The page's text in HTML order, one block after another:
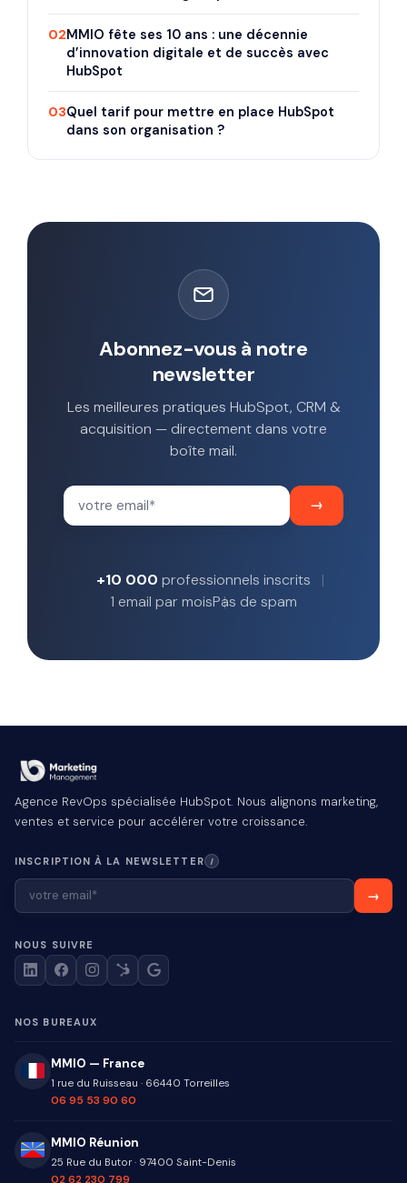
02MMIO fête ses 10 ans : une décennie
d’innovation digitale et de succès avec
HubSpot
03Quel tarif pour mettre en place HubSpot
dans son organisation ?
Abonnez-vous à notre
newsletter
Les meilleures pratiques HubSpot, CRM &
acquisition — directement dans votre
boîte mail.
+10 000 professionnels inscrits
1 email par moisPas de spam
Agence RevOps spécialisée HubSpot. Nous alignons marketing,
ventes et service pour accélérer votre croissance.
INSCRIPTION À LA NEWSLETTER I
NOUS SUIVRE
NOS BUREAUX
MMIO — France
1 rue du Ruisseau · 66440 Torreilles
06 95 53 90 60
MMIO Réunion
25 Rue du Butor· 97400 Saint-Denis
02 62 230 799